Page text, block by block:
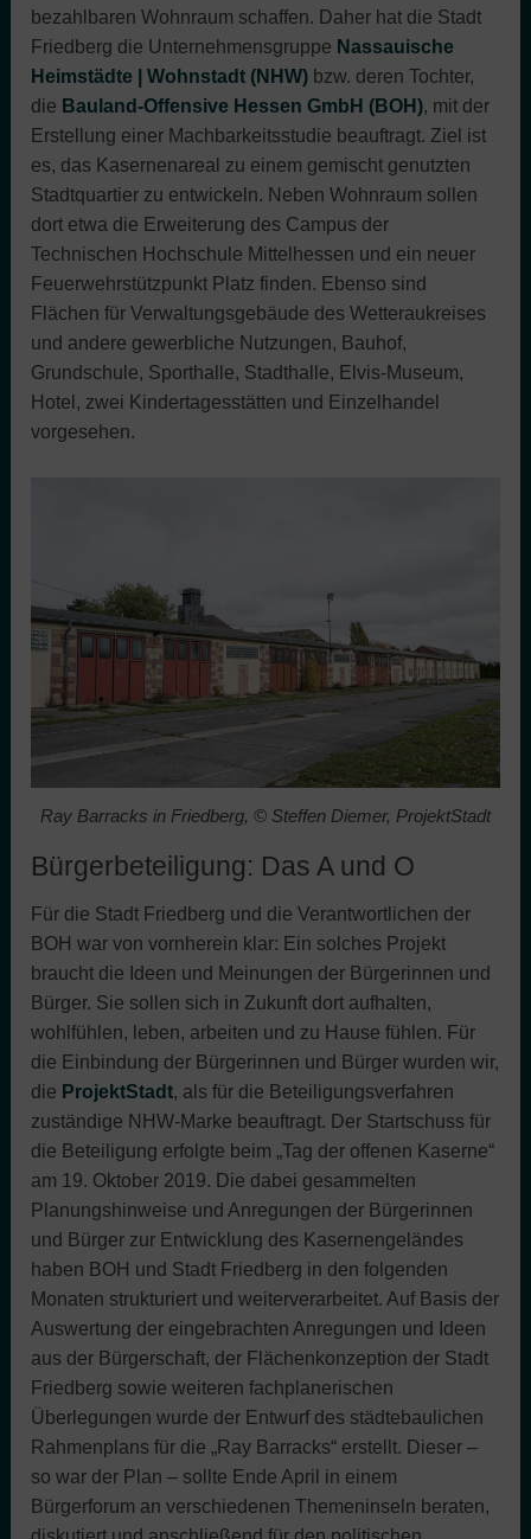
bezahlbaren Wohnraum schaffen. Daher hat die Stadt
Friedberg die Unternehmensgruppe Nassauische
Heimstädte | Wohnstadt (NHW) bzw. deren Tochter,
die Bauland-Offensive Hessen GmbH (BOH), mit der
Erstellung einer Machbarkeitsstudie beauftragt. Ziel ist
es, das Kasernenareal zu einem gemischt genutzten
Stadtquartier zu entwickeln. Neben Wohnraum sollen
dort etwa die Erweiterung des Campus der
Technischen Hochschule Mittelhessen und ein neuer
Feuerwehrstützpunkt Platz finden. Ebenso sind
Flächen für Verwaltungsgebäude des Wetteraukreises
und andere gewerbliche Nutzungen, Bauhof,
Grundschule, Sporthalle, Stadthalle, Elvis-Museum,
Hotel, zwei Kindertagesstätten und Einzelhandel
vorgesehen.
Ray Barracks in Friedberg, © Steffen Diemer, ProjektStadt
Bürgerbeteiligung: Das A und O
Für die Stadt Friedberg und die Verantwortlichen der
BOH war von vornherein klar: Ein solches Projekt
braucht die Ideen und Meinungen der Bürgerinnen und
Bürger. Sie sollen sich in Zukunft dort aufhalten,
wohlfühlen, leben, arbeiten und zu Hause fühlen. Für
die Einbindung der Bürgerinnen und Bürger wurden wir,
die ProjektStadt, als für die Beteiligungsverfahren
zuständige NHW-Marke beauftragt. Der Startschuss für
die Beteiligung erfolgte beim „Tag der offenen Kaserne“
am 19. Oktober 2019. Die dabei gesammelten
Planungshinweise und Anregungen der Bürgerinnen
und Bürger zur Entwicklung des Kasernengeländes
haben BOH und Stadt Friedberg in den folgenden
Monaten strukturiert und weiterverarbeitet. Auf Basis der
Auswertung der eingebrachten Anregungen und Ideen
aus der Bürgerschaft, der Flächenkonzeption der Stadt
Friedberg sowie weiteren fachplanerischen
Überlegungen wurde der Entwurf des städtebaulichen
Rahmenplans für die „Ray Barracks“ erstellt. Dieser –
so war der Plan – sollte Ende April in einem
Bürgerforum an verschiedenen Themeninseln beraten,